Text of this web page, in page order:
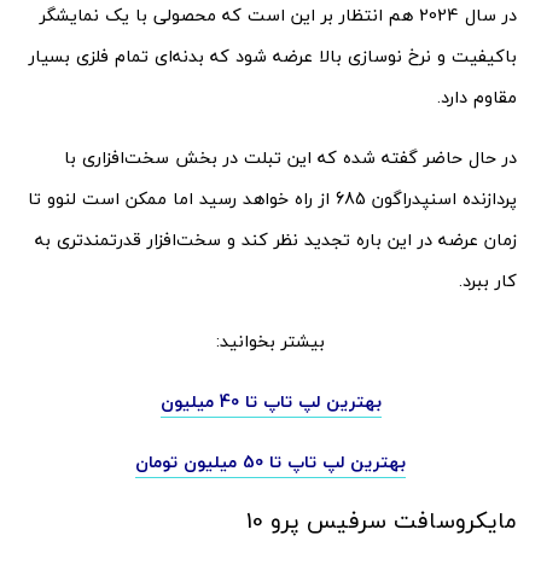
در سال 2024 هم انتظار بر این است که محصولی با یک نمایشگر
باکیفیت و نرخ نوسازی بالا عرضه شود که بدنه‌ای تمام فلزی بسیار
مقاوم دارد.
در حال حاضر گفته شده که این تبلت در بخش سخت‌افزاری با
پردازنده اسنپدراگون 685 از راه خواهد رسید اما ممکن است لنوو تا
زمان عرضه در این باره تجدید نظر کند و سخت‌افزار قدرتمندتری به
کار ببرد.
بیشتر بخوانید:
بهترین لپ تاپ تا 40 میلیون
بهترین لپ تاپ تا 50 میلیون تومان
مایکروسافت سرفیس پرو 10